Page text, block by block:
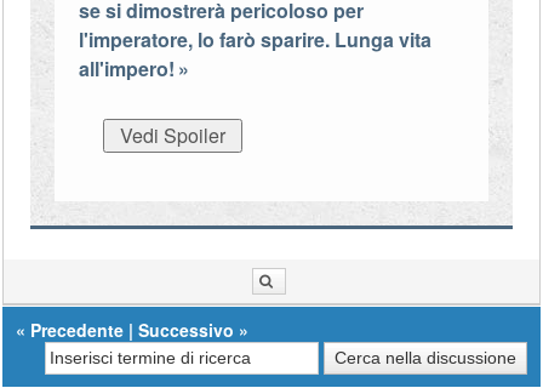
se si dimostrerà pericoloso per
l'imperatore, lo farò sparire. Lunga vita
all'impero!
« Precedente |Successivo »